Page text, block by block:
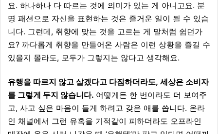
요. 하나하나 다 따르는 것에 의미가 있는 게 아니고요. 분
명 패션으로 자신을 표현하는 것은 즐거운 일이 될 수 있습
니다. 그런데, 취향에 맞는 것을 고르는 게 말처럼 쉽던가
요? 까다롭게 취향을 만들어온 사람은 이런 상황을 즐길 수
있을지 몰라도, 모두가 그렇지는 않다고 생각해요.
유행을 따르지 않고 살겠다고 다짐하더라도, 세상은 소비자
를 그렇게 두지 않습니다. 어떻게든 한 번이라도 더 보여주
고, 사고 싶은 마음이 들게 하려고 갖은 애를 씁니다. 온라
인 채널에서 그런 유혹을 기적같이 피하더라도 오프라인